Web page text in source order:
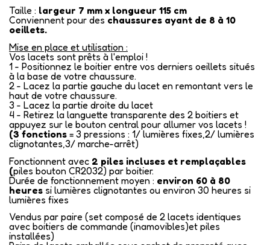
Taille : largeur 7 mm x longueur 115 cm
Conviennent pour des chaussures ayant de 8 à 10
oeillets.
Mise en place et utilisation :
Vos lacets sont prêts à l'emploi !
1 - Positionnez le boitier entre vos derniers oeillets situés
à la base de votre chaussure.
2 - Lacez la partie gauche du lacet en remontant vers le
haut de votre chaussure.
3 - Lacez la partie droite du lacet
4 - Retirez la languette transparente des 2 boitiers et
appuyez sur le bouton central pour allumer vos lacets !
(3 fonctions = 3 pressions : 1/ lumières fixes,2/ lumières
clignotantes,3/ marche-arrêt)
Fonctionnent avec 2 piles incluses et remplaçables
(piles bouton CR2032) par boitier.
Durée de fonctionnement moyen : environ 60 à 80
heures si lumières clignotantes ou environ 30 heures si
lumières fixes
Vendus par paire (set composé de 2 lacets identiques
avec boitiers de commande (inamovibles)et piles
installées)